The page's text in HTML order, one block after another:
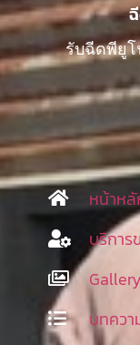
รับฉีดพียู
หน้าห
บริการ
บทคว